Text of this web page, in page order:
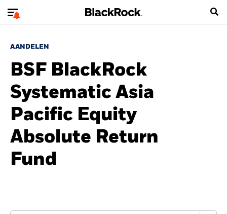
AANDELEN
BSF BlackRock
Systematic Asia
Pacific Equity
Absolute Return
Fund